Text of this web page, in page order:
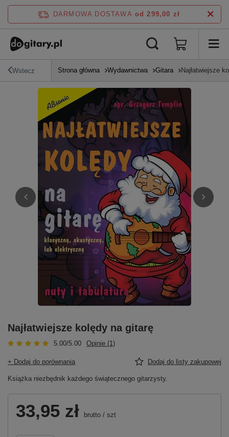
DARMOWA DOSTAWA od 299,00 zł
Wstecz Strona główna Wydawnictwa Gitara Najłatwiejsze
Najłatwiejsze kolędy na gitarę
5.00/5.00 Opinie (1)
+ Dodaj do porównania Dodaj do listy zakupowej
Książka niezbędnik każdego świątecznego gitarzysty.
33,95 zł brutto / szt